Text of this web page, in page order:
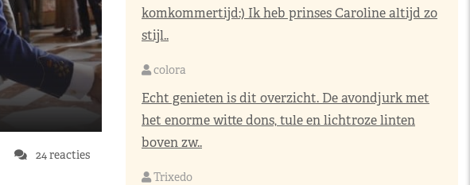
24 reacties
komkommertijd:) Ik heb prinses Caroline altijd zo
stijl..
colora
Echt genieten is dit overzicht. De avondjurk met
het enorme witte dons, tule en lichtroze linten
boven zw..
Trixedo